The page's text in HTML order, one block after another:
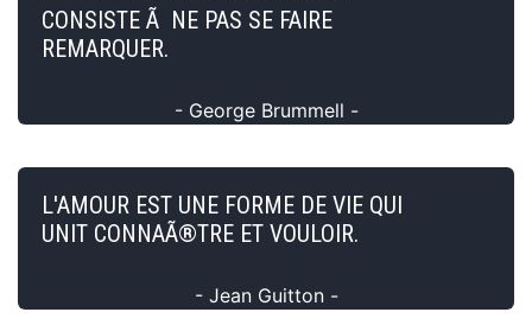
CONSISTE Ã NE PAS SE FAIRE
REMARQUER.
- George Brummell -
L'AMOUR EST UNE FORME DE VIE QUI
UNIT CONNAÃ®TRE ET VOULOIR.
- Jean Guitton -